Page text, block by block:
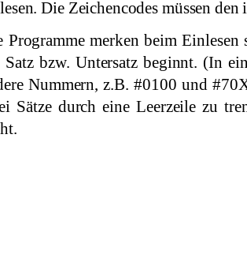
Die Zeichencodes müssen
Programme merken beim
Satz bzw. Untersatz beginnt. (In
Nummern, z.B. #0100 und
Sätze durch eine Leerzeile zu